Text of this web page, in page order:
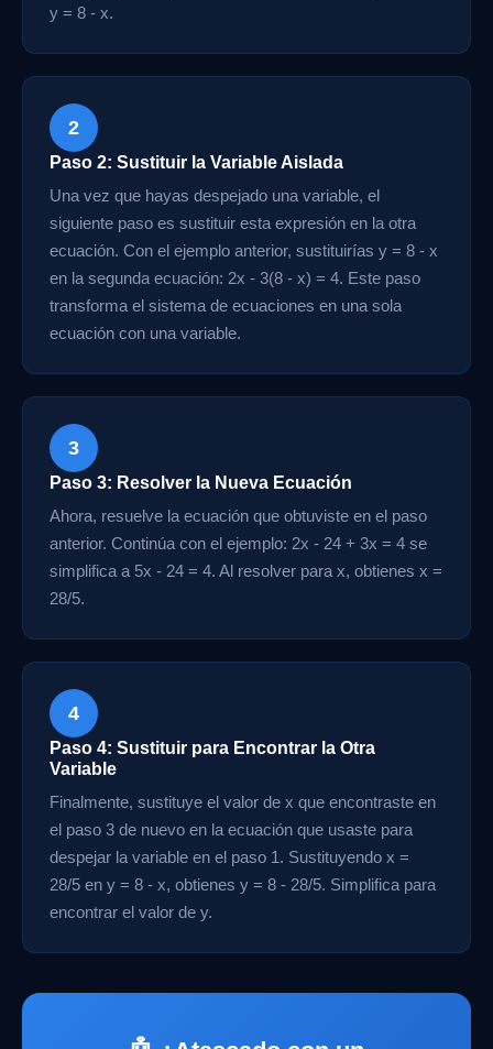
y = 8 - x.
2
Paso 2: Sustituir la Variable Aislada
Una vez que hayas despejado una variable, el
siguiente paso es sustituir esta expresión en la otra
ecuación. Con el ejemplo anterior, sustituirías y = 8 - x
en la segunda ecuación: 2x - 3(8 - x) = 4. Este paso
transforma el sistema de ecuaciones en una sola
ecuación con una variable.
3
Paso 3: Resolver la Nueva Ecuación
Ahora, resuelve la ecuación que obtuviste en el paso
anterior. Continúa con el ejemplo: 2x - 24 + 3x = 4 se
simplifica a 5x - 24 = 4. Al resolver para x, obtienes x =
28/5.
4
Paso 4: Sustituir para Encontrar la Otra
Variable
Finalmente, sustituye el valor de x que encontraste en
el paso 3 de nuevo en la ecuación que usaste para
despejar la variable en el paso 1. Sustituyendo x =
28/5 en y = 8 - x, obtienes y = 8 - 28/5. Simplifica para
encontrar el valor de y.